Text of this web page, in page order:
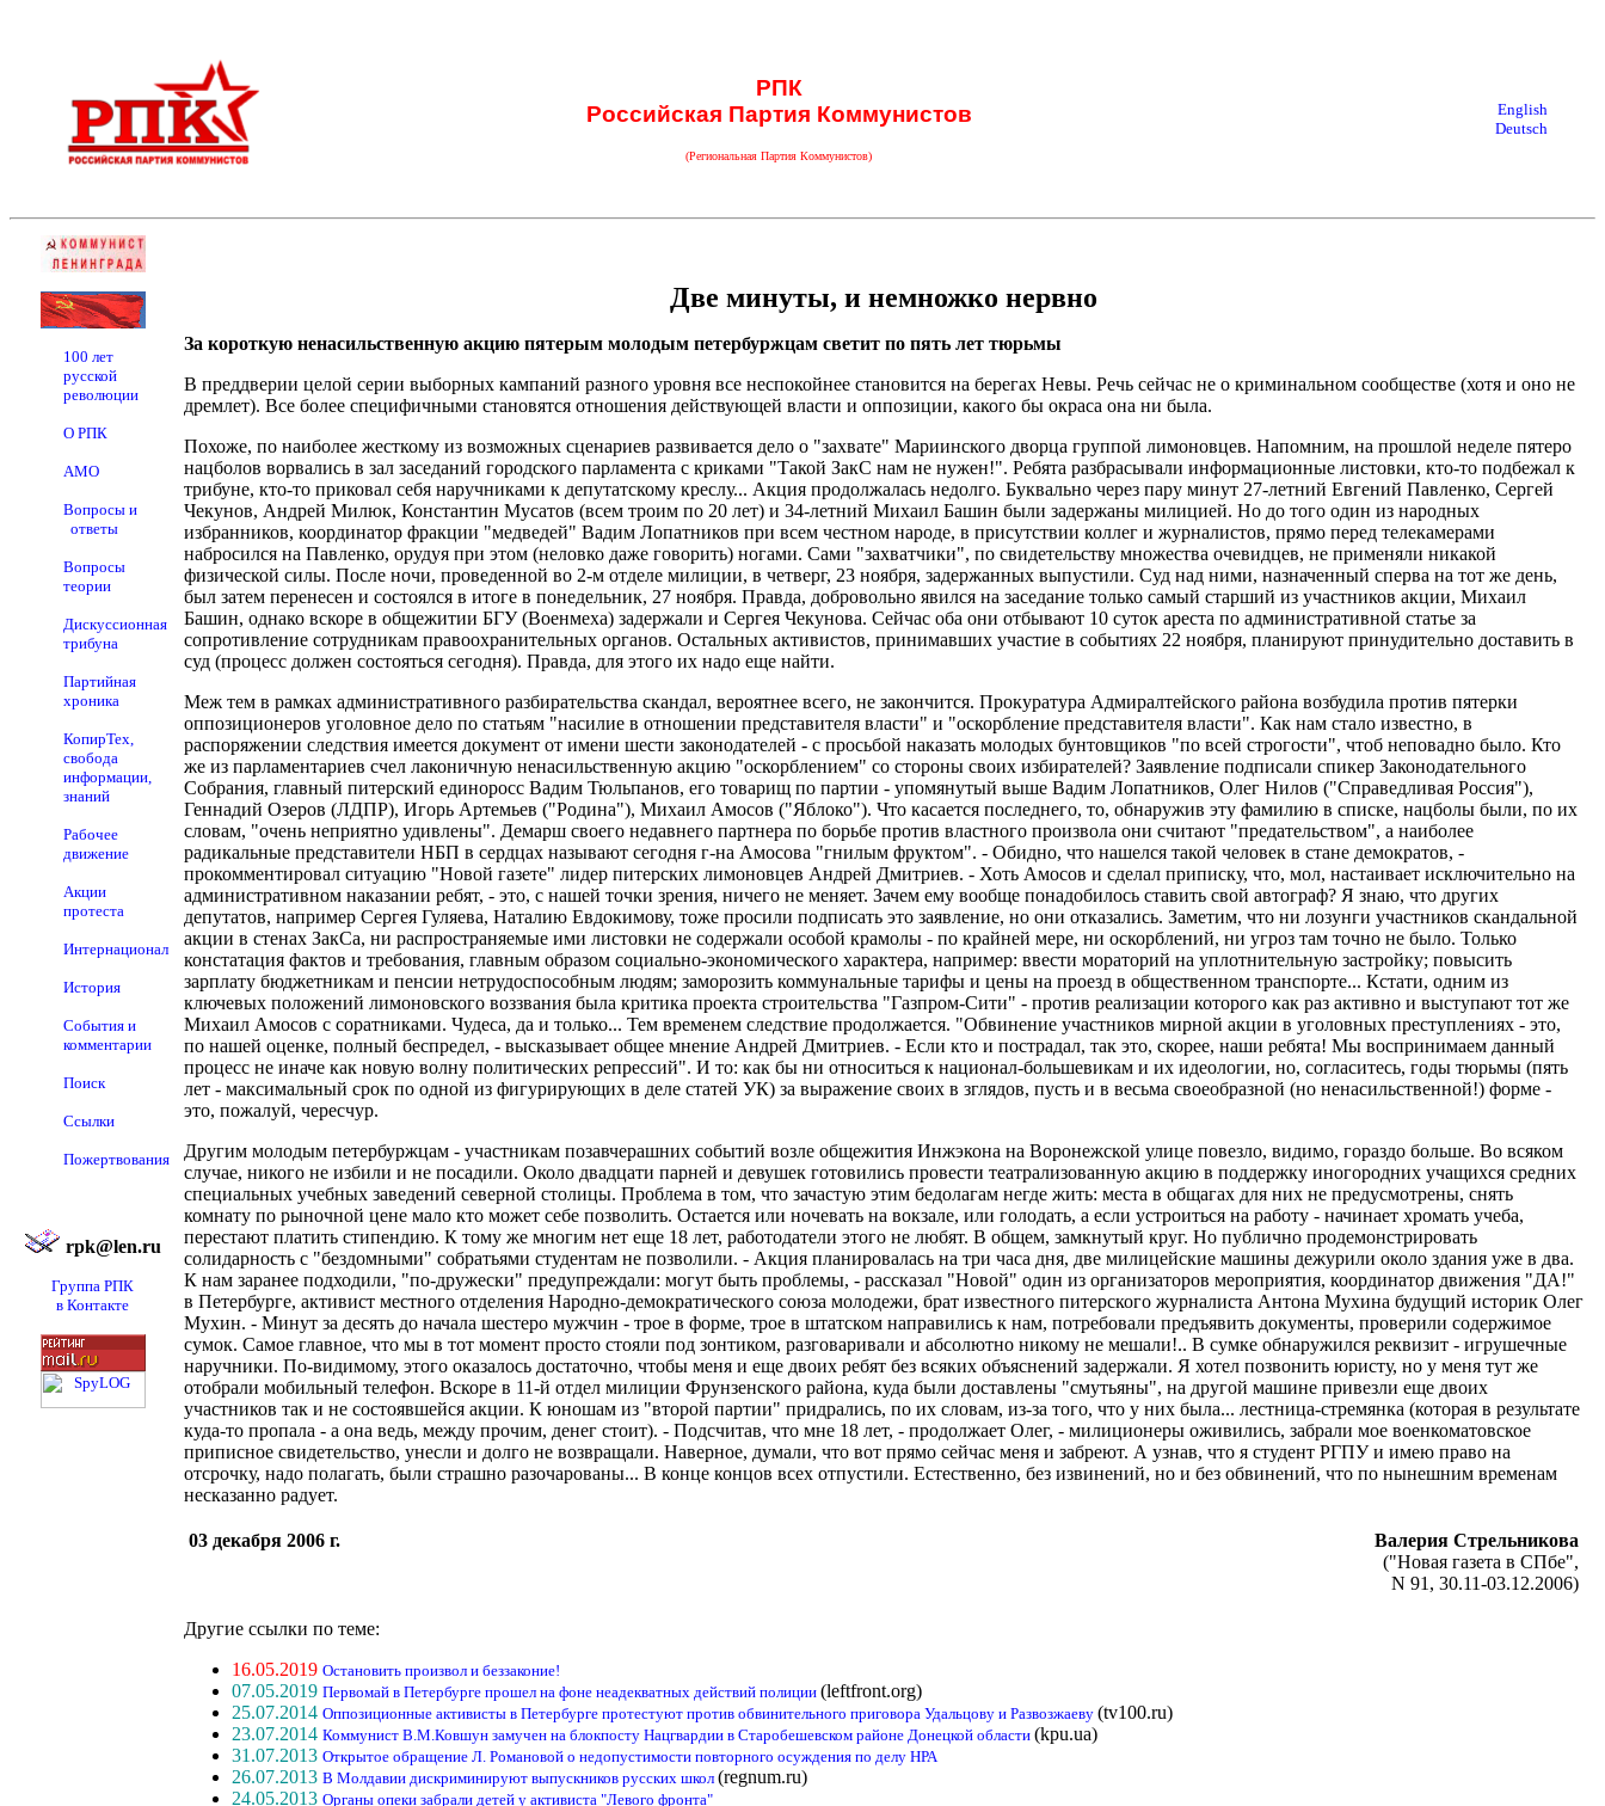
РПК
Российская Партия Коммунистов
(Региональная Партия Коммунистов)
English
Deutsch
100 лет
русской
революции
О РПК
АМО
Вопросы и
ответы
Вопросы
теории
Дискуссионная
трибуна
Партийная
хроника
КопирТех,
свобода
информации,
знаний
Рабочее
движение
Акции
протеста
Интернационал
История
События и
комментарии
Поиск
Ссылки
Пожертвования
rpk@len.ru
Группа РПК
в Контакте
Две минуты, и немножко нервно
За короткую ненасильственную акцию пятерым молодым петербуржцам светит по пять лет тюрьмы
В преддверии целой серии выборных кампаний разного уровня все неспокойнее становится на берегах Невы. Речь сейчас не о криминальном сообществе (хотя и оно не
дремлет). Все более специфичными становятся отношения действующей власти и оппозиции, какого бы окраса она ни была.
Похоже, по наиболее жесткому из возможных сценариев развивается дело о "захвате" Мариинского дворца группой лимоновцев. Напомним, на прошлой неделе пятеро
нацболов ворвались в зал заседаний городского парламента с криками "Такой ЗакС нам не нужен!". Ребята разбрасывали информационные листовки, кто-то подбежал к
трибуне, кто-то приковал себя наручниками к депутатскому креслу... Акция продолжалась недолго. Буквально через пару минут 27-летний Евгений Павленко, Сергей
Чекунов, Андрей Милюк, Константин Мусатов (всем троим по 20 лет) и 34-летний Михаил Башин были задержаны милицией. Но до того один из народных
избранников, координатор фракции "медведей" Вадим Лопатников при всем честном народе, в присутствии коллег и журналистов, прямо перед телекамерами
набросился на Павленко, орудуя при этом (неловко даже говорить) ногами. Сами "захватчики", по свидетельству множества очевидцев, не применяли никакой
физической силы. После ночи, проведенной во 2-м отделе милиции, в четверг, 23 ноября, задержанных выпустили. Суд над ними, назначенный сперва на тот же день,
был затем перенесен и состоялся в итоге в понедельник, 27 ноября. Правда, добровольно явился на заседание только самый старший из участников акции, Михаил
Башин, однако вскоре в общежитии БГУ (Военмеха) задержали и Сергея Чекунова. Сейчас оба они отбывают 10 суток ареста по административной статье за
сопротивление сотрудникам правоохранительных органов. Остальных активистов, принимавших участие в событиях 22 ноября, планируют принудительно доставить в
суд (процесс должен состояться сегодня). Правда, для этого их надо еще найти.
Меж тем в рамках административного разбирательства скандал, вероятнее всего, не закончится. Прокуратура Адмиралтейского района возбудила против пятерки
оппозиционеров уголовное дело по статьям "насилие в отношении представителя власти" и "оскорбление представителя власти". Как нам стало известно, в
распоряжении следствия имеется документ от имени шести законодателей - с просьбой наказать молодых бунтовщиков "по всей строгости", чтоб неповадно было. Кто
же из парламентариев счел лаконичную ненасильственную акцию "оскорблением" со стороны своих избирателей? Заявление подписали спикер Законодательного
Собрания, главный питерский единоросс Вадим Тюльпанов, его товарищ по партии - упомянутый выше Вадим Лопатников, Олег Нилов ("Справедливая Россия"),
Геннадий Озеров (ЛДПР), Игорь Артемьев ("Родина"), Михаил Амосов ("Яблоко"). Что касается последнего, то, обнаружив эту фамилию в списке, нацболы были, по их
словам, "очень неприятно удивлены". Демарш своего недавнего партнера по борьбе против властного произвола они считают "предательством", а наиболее
радикальные представители НБП в сердцах называют сегодня г-на Амосова "гнилым фруктом". - Обидно, что нашелся такой человек в стане демократов, -
прокомментировал ситуацию "Новой газете" лидер питерских лимоновцев Андрей Дмитриев. - Хоть Амосов и сделал приписку, что, мол, настаивает исключительно на
административном наказании ребят, - это, с нашей точки зрения, ничего не меняет. Зачем ему вообще понадобилось ставить свой автограф? Я знаю, что других
депутатов, например Сергея Гуляева, Наталию Евдокимову, тоже просили подписать это заявление, но они отказались. Заметим, что ни лозунги участников скандальной
акции в стенах ЗакСа, ни распространяемые ими листовки не содержали особой крамолы - по крайней мере, ни оскорблений, ни угроз там точно не было. Только
констатация фактов и требования, главным образом социально-экономического характера, например: ввести мораторий на уплотнительную застройку; повысить
зарплату бюджетникам и пенсии нетрудоспособным людям; заморозить коммунальные тарифы и цены на проезд в общественном транспорте... Кстати, одним из
ключевых положений лимоновского воззвания была критика проекта строительства "Газпром-Сити" - против реализации которого как раз активно и выступают тот же
Михаил Амосов с соратниками. Чудеса, да и только... Тем временем следствие продолжается. "Обвинение участников мирной акции в уголовных преступлениях - это,
по нашей оценке, полный беспредел, - высказывает общее мнение Андрей Дмитриев. - Если кто и пострадал, так это, скорее, наши ребята! Мы воспринимаем данный
процесс не иначе как новую волну политических репрессий". И то: как бы ни относиться к национал-большевикам и их идеологии, но, согласитесь, годы тюрьмы (пять
лет - максимальный срок по одной из фигурирующих в деле статей УК) за выражение своих в зглядов, пусть и в весьма своеобразной (но ненасильственной!) форме -
это, пожалуй, чересчур.
Другим молодым петербуржцам - участникам позавчерашних событий возле общежития Инжэкона на Воронежской улице повезло, видимо, гораздо больше. Во всяком
случае, никого не избили и не посадили. Около двадцати парней и девушек готовились провести театрализованную акцию в поддержку иногородних учащихся средних
специальных учебных заведений северной столицы. Проблема в том, что зачастую этим бедолагам негде жить: места в общагах для них не предусмотрены, снять
комнату по рыночной цене мало кто может себе позволить. Остается или ночевать на вокзале, или голодать, а если устроиться на работу - начинает хромать учеба,
перестают платить стипендию. К тому же многим нет еще 18 лет, работодатели этого не любят. В общем, замкнутый круг. Но публично продемонстрировать
солидарность с "бездомными" собратьями студентам не позволили. - Акция планировалась на три часа дня, две милицейские машины дежурили около здания уже в два.
К нам заранее подходили, "по-дружески" предупреждали: могут быть проблемы, - рассказал "Новой" один из организаторов мероприятия, координатор движения "ДА!"
в Петербурге, активист местного отделения Народно-демократического союза молодежи, брат известного питерского журналиста Антона Мухина будущий историк Олег
Мухин. - Минут за десять до начала шестеро мужчин - трое в форме, трое в штатском направились к нам, потребовали предъявить документы, проверили содержимое
сумок. Самое главное, что мы в тот момент просто стояли под зонтиком, разговаривали и абсолютно никому не мешали!.. В сумке обнаружился реквизит - игрушечные
наручники. По-видимому, этого оказалось достаточно, чтобы меня и еще двоих ребят без всяких объяснений задержали. Я хотел позвонить юристу, но у меня тут же
отобрали мобильный телефон. Вскоре в 11-й отдел милиции Фрунзенского района, куда были доставлены "смутьяны", на другой машине привезли еще двоих
участников так и не состоявшейся акции. К юношам из "второй партии" придрались, по их словам, из-за того, что у них была... лестница-стремянка (которая в результате
куда-то пропала - а она ведь, между прочим, денег стоит). - Подсчитав, что мне 18 лет, - продолжает Олег, - милиционеры оживились, забрали мое военкоматовское
приписное свидетельство, унесли и долго не возвращали. Наверное, думали, что вот прямо сейчас меня и забреют. А узнав, что я студент РГПУ и имею право на
отсрочку, надо полагать, были страшно разочарованы... В конце концов всех отпустили. Естественно, без извинений, но и без обвинений, что по нынешним временам
несказанно радует.
03 декабря 2006 г.
Валерия Стрельникова
("Новая газета в СПбе",
N 91, 30.11-03.12.2006)
Другие ссылки по теме:
16.05.2019 Остановить произвол и беззаконие!
07.05.2019 Первомай в Петербурге прошел на фоне неадекватных действий полиции (leftfront.org)
25.07.2014 Оппозиционные активисты в Петербурге протестуют против обвинительного приговора Удальцову и Развозжаеву (tv100.ru)
23.07.2014 Коммунист В.М.Ковшун замучен на блокпосту Нацгвардии в Старобешевском районе Донецкой области (kpu.ua)
31.07.2013 Открытое обращение Л. Романовой о недопустимости повторного осуждения по делу НРА
26.07.2013 В Молдавии дискриминируют выпускников русских школ (regnum.ru)
24.05.2013 Органы опеки забрали детей у активиста "Левого фронта"